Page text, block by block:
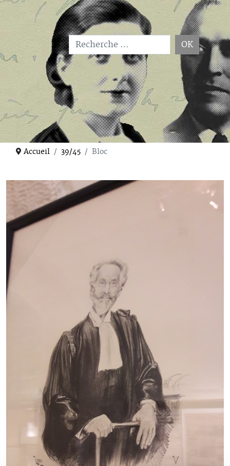
Type 2 or more characters for results.
OK
Accueil 39/45 Bloc